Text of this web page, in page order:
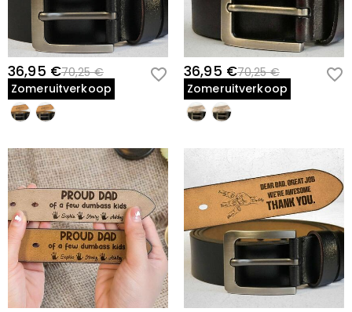
36,95 €70,25 €
Zomeruitverkoop
36,95 €70,25 €
Zomeruitverkoop